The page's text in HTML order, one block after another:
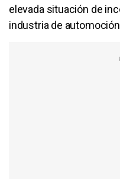
elevada situación de
industria de